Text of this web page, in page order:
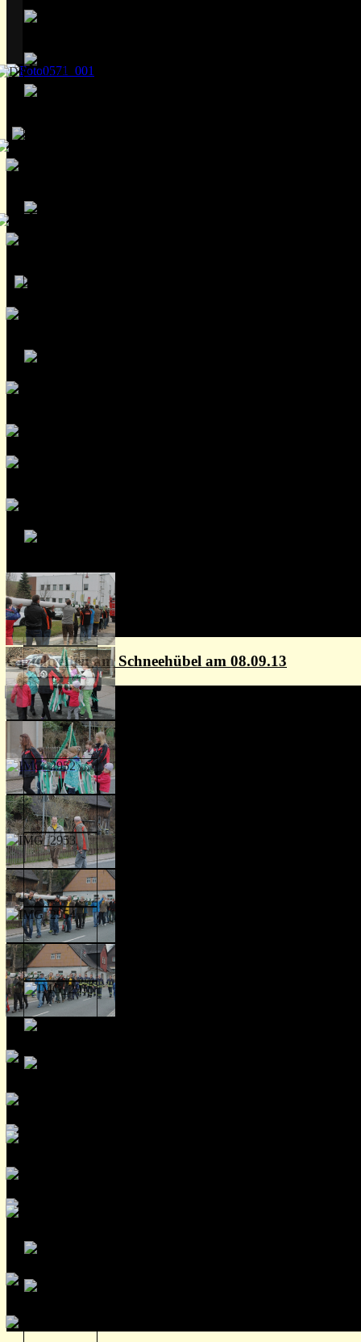
Gipfeltreffen am Schneehübel am 08.09.13